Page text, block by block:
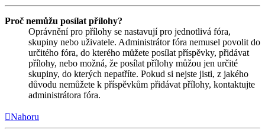
Proč nemůžu posílat přílohy?
Oprávnění pro přílohy se nastavují pro jednotlivá fóra,
skupiny nebo uživatele. Administrátor fóra nemusel povolit do
určitého fóra, do kterého můžete posílat příspěvky, přidávat
přílohy, nebo možná, že posílat přílohy můžou jen určité
skupiny, do kterých nepatříte. Pokud si nejste jisti, z jakého
důvodu nemůžete k příspěvkům přidávat přílohy, kontaktujte
administrátora fóra.
Nahoru